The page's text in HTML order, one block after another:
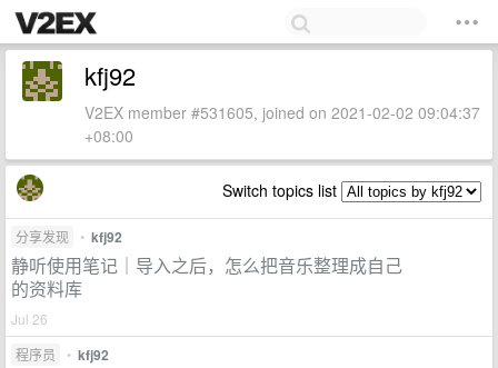
kfj92
V2EX member #531605, joined on 2021-02-02 09:04:37
+08:00
Switch topics list
分享发现 • kfj92
静听使用笔记｜导入之后，怎么把音乐整理成自己
的资料库
Jul 26
程序员
• kfj92